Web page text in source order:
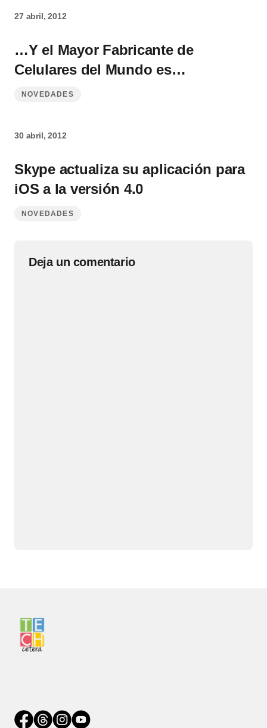
27 abril, 2012
…Y el Mayor Fabricante de
Celulares del Mundo es…
NOVEDADES
30 abril, 2012
Skype actualiza su aplicación para
iOS a la versión 4.0
NOVEDADES
Deja un comentario